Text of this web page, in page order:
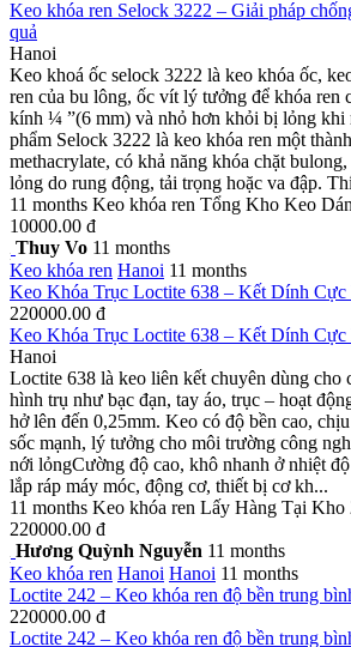
Keo khóa ren Selock 3222 – Giải pháp
quả
Hanoi
Keo khoá ốc selock 3222 là keo khóa ốc,
ren của bu lông, ốc vít lý tưởng để khóa ren
kính ¼ ”(6 mm) và nhỏ hơn khỏi bị lỏng
phẩm Selock 3222 là keo khóa ren một
methacrylate, có khả năng khóa chặt
lỏng do rung động, tải trọng hoặc va đập.
11 months Keo khóa ren Tổng Kho Keo
10000.00 đ
Thuy Vo 11 months
Keo khóa ren Hanoi 11 months
Keo Khóa Trục Loctite 638 – Kết Dính Cực
220000.00 đ
Keo Khóa Trục Loctite 638 – Kết Dính Cực
Hanoi
Loctite 638 là keo liên kết chuyên dùng cho
hình trụ như bạc đạn, tay áo, trục – hoạt
hở lên đến 0,25mm. Keo có độ bền cao,
sốc mạnh, lý tưởng cho môi trường công
nới lỏngCường độ cao, khô nhanh ở nhiệt
lắp ráp máy móc, động cơ, thiết bị cơ kh...
11 months Keo khóa ren Lấy Hàng Tại Kho
220000.00 đ
Hương Quỳnh Nguyễn 11 months
Keo khóa ren Hanoi Hanoi 11 months
Loctite 242 – Keo khóa ren độ bền trung
220000.00 đ
Loctite 242 – Keo khóa ren độ bền trung